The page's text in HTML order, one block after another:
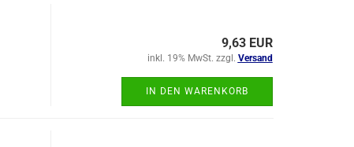
9,63 EUR
inkl. 19% MwSt. zzgl. Versand
IN DEN WARENKORB